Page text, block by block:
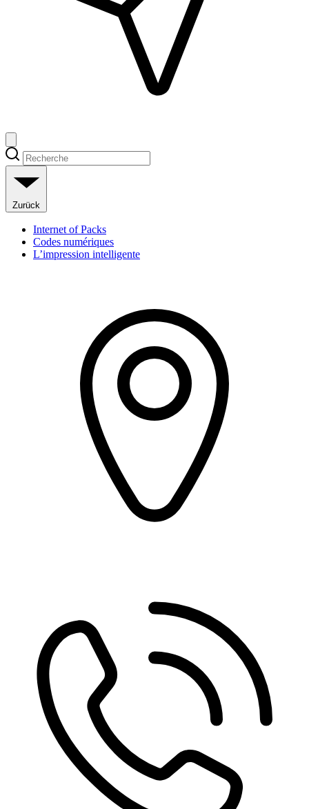
Zurück
Internet of Packs
Codes numériques
L’impression intelligente